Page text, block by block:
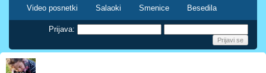
Video posnetki Salaoki Smenice Besedila
Prijava: